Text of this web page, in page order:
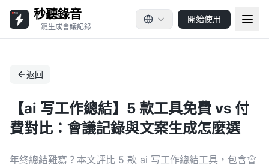
秒聽錄音
一鍵生成會議記錄
開始使用
返回
【ai 写工作總結】5 款工具免費 vs 付
費對比：會議記錄與文案生成怎麼選
年终總結難寫？本文評比 5 款 ai 写工作總結工具，包含會